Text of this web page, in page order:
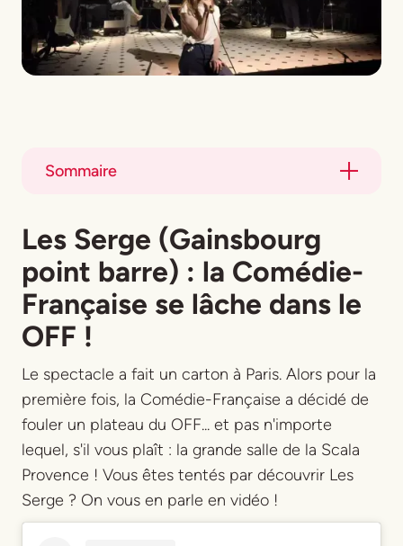
Sommaire
Title
Les Serge (Gainsbourg
point barre) : la Comédie-
Française se lâche dans le
OFF !
Le spectacle a fait un carton à Paris. Alors pour la
première fois, la Comédie-Française a décidé de
fouler un plateau du OFF... et pas n'importe
lequel, s'il vous plaît : la grande salle de la Scala
Provence ! Vous êtes tentés par découvrir Les
Serge ? On vous en parle en vidéo !